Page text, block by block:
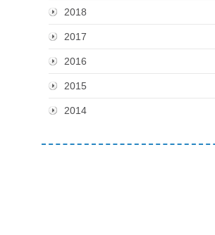
2018
2017
2016
2015
2014